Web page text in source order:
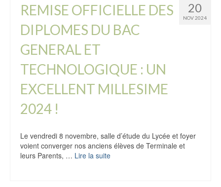
20
NOV 2024
REMISE OFFICIELLE DES
DIPLOMES DU BAC
GENERAL ET
TECHNOLOGIQUE : UN
EXCELLENT MILLESIME
2024 !
Le vendredi 8 novembre, salle d’étude du Lycée et foyer
voient converger nos anciens élèves de Terminale et
leurs Parents, … Lire la suite